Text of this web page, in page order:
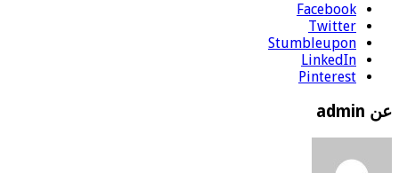
Facebook
Twitter
Stumbleupon
LinkedIn
Pinterest
عن admin